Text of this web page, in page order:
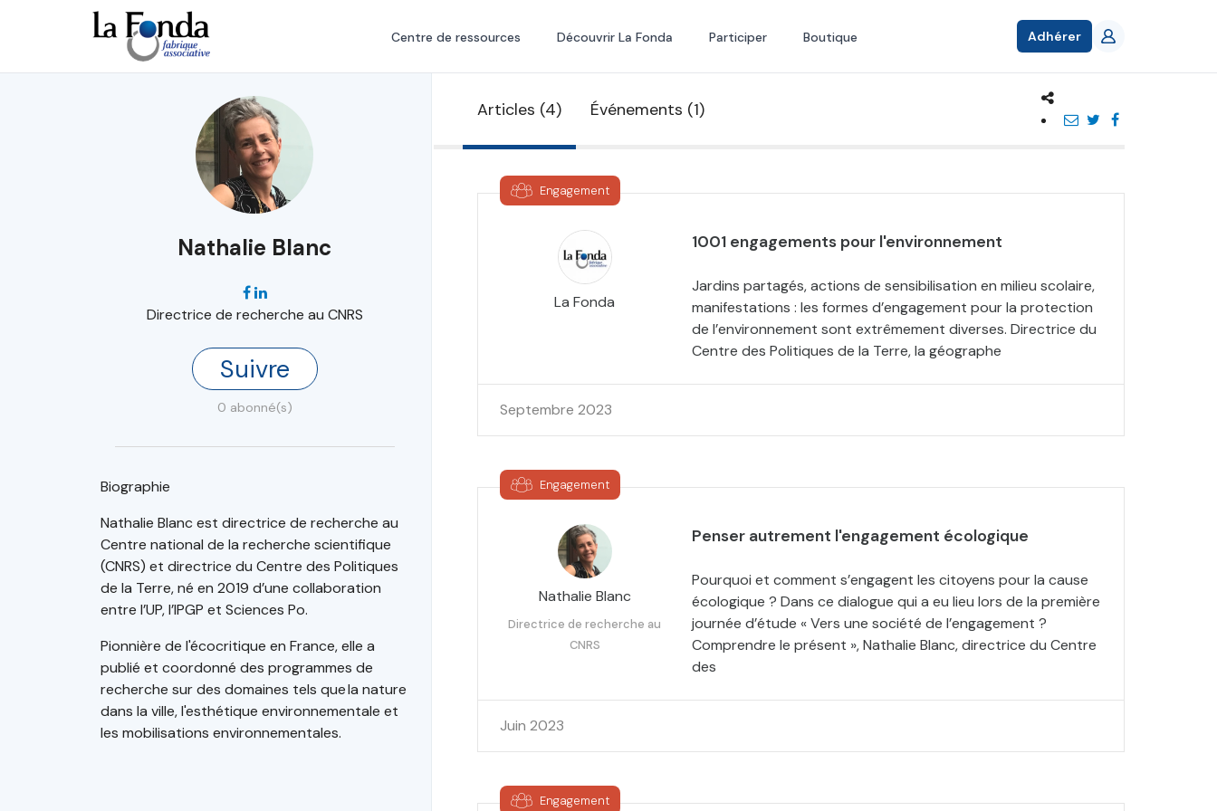
principal
Centre de ressources Découvrir La Fonda Participer Boutique Adhérer
Nathalie Blanc
Directrice de recherche au CNRS
Suivre
0 abonné(s)
Biographie
Nathalie Blanc est directrice de recherche au
Centre national de la recherche scientifique
(CNRS) et directrice du Centre des Politiques
de la Terre, né en 2019 d’une collaboration
entre l’UP, l’IPGP et Sciences Po.
Pionnière de l'écocritique en France, elle a
publié et coordonné des programmes de
recherche sur des domaines tels que la nature
dans la ville, l'esthétique environnementale et
les mobilisations environnementales.
Articles (4) Événements (1)
Engagement
La Fonda
1001 engagements pour l'environnement
Jardins partagés, actions de sensibilisation en milieu scolaire,
manifestations : les formes d’engagement pour la protection
de l’environnement sont extrêmement diverses. Directrice du
Centre des Politiques de la Terre, la géographe
Septembre 2023
Engagement
Nathalie Blanc
Directrice de recherche au
CNRS
Penser autrement l'engagement écologique
Pourquoi et comment s’engagent les citoyens pour la cause
écologique ? Dans ce dialogue qui a eu lieu lors de la première
journée d’étude « Vers une société de l’engagement ?
Comprendre le présent », Nathalie Blanc, directrice du Centre
des
Juin 2023
Engagement